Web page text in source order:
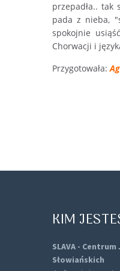
przepadła..
pada z nieba,
spokojnie
Chorwacji i
Przygotowała:
KIM
SLAVA -
Słowiańskich